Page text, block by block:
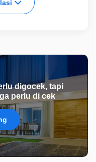
digocek, tapi
perlu di cek